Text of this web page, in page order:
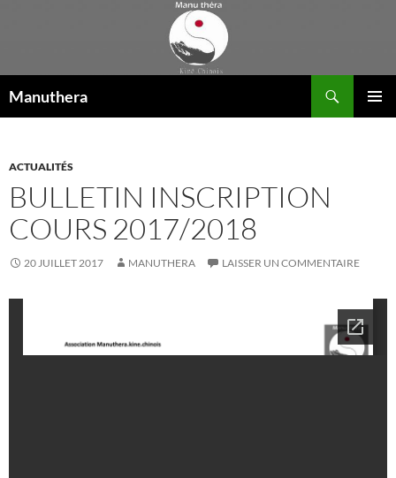
Manuthera
ACTUALITÉS
BULLETIN INSCRIPTION
COURS 2017/2018
20 JUILLET 2017 MANUTHERA LAISSER UN COMMENTAIRE